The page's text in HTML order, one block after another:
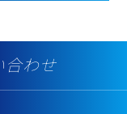
合わせ